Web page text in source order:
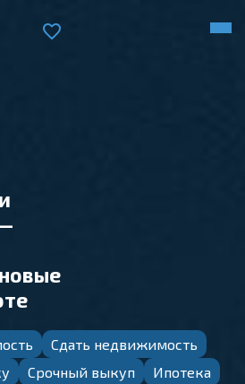
Сдать недвижимость
Срочный выкуп
Ипотека